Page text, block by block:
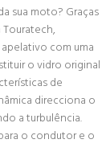
sua moto? Graças
com uma
o vidro original
de
direcciona o
a turbulência.
o condutor e o